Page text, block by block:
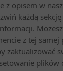
z opisem w
każdą
z tej samej
zaktualizować
plików